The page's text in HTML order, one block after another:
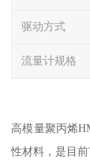
驱动方式
流量计规格
高模量聚丙烯
性材料，是目